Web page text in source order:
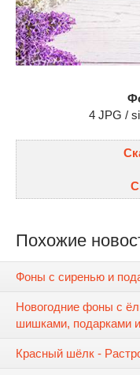
4 JPG /
Похожие
Фоны с сиренью и
Новогодние фоны с
шишками, подарками
Красный шёлк -